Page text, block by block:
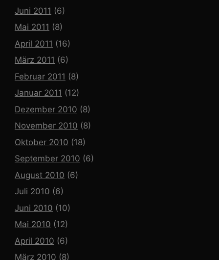
Juni 2011 (6)
Mai 2011 (8)
April 2011 (16)
März 2011 (6)
Februar 2011 (8)
Januar 2011 (12)
Dezember 2010 (8)
November 2010 (8)
Oktober 2010 (18)
September 2010 (6)
August 2010 (6)
Juli 2010 (6)
Juni 2010 (10)
Mai 2010 (12)
April 2010 (6)
März 2010 (8)